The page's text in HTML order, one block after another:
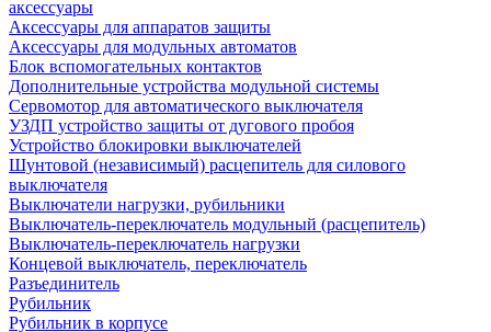
аксессуары
Аксессуары для аппаратов защиты
Аксессуары для модульных автоматов
Блок вспомогательных контактов
Дополнительные устройства модульной системы
Сервомотор для автоматического выключателя
УЗДП устройство защиты от дугового пробоя
Устройство блокировки выключателей
Шунтовой (независимый) расцепитель для силового
выключателя
Выключатели нагрузки, рубильники
Выключатель-переключатель модульный (расцепитель)
Выключатель-переключатель нагрузки
Концевой выключатель, переключатель
Разъединитель
Рубильник
Рубильник в корпусе